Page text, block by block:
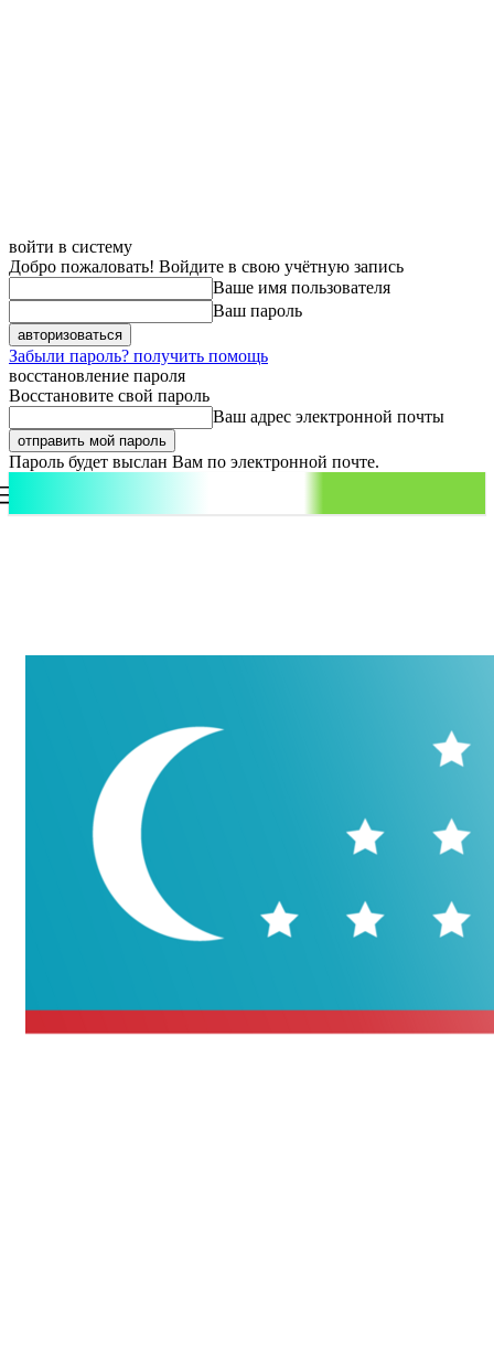
войти в систему
Добро пожаловать! Войдите в свою учётную запись
Ваше имя пользователя
Ваш пароль
Забыли пароль? получить помощь
восстановление пароля
Восстановите свой пароль
Ваш адрес электронной почты
Пароль будет выслан Вам по электронной почте.